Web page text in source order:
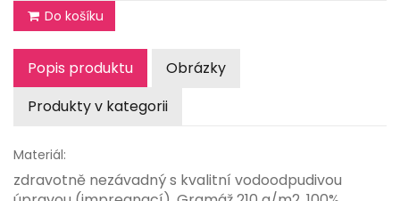
Do košíku
Popis produktu
Obrázky
Produkty v kategorii
Materiál:
zdravotně nezávadný s kvalitní vodoodpudivou